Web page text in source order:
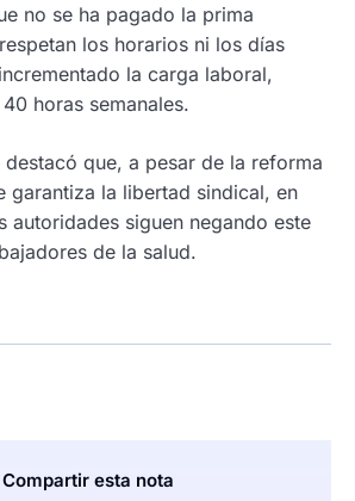
no se ha pagado la prima
los horarios ni los días
la carga laboral,
horas semanales.
que, a pesar de la reforma
garantiza la libertad sindical, en
autoridades siguen negando este
de la salud.
Compartir esta nota